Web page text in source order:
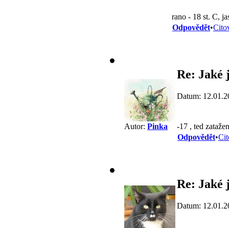
rano - 18 st. C,
Odpovědět•
Autor: Pinka
Re: Jaké
Datum:
-17 , ted
Odpovědět•
Re: Jaké
Datum: